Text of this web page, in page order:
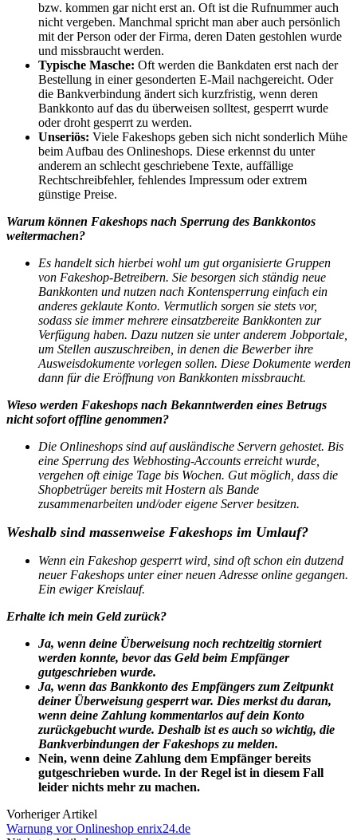
bzw. kommen gar nicht erst an. Oft ist die Rufnummer auch
nicht vergeben. Manchmal spricht man aber auch persönlich
mit der Person oder der Firma, deren Daten gestohlen wurde
und missbraucht werden.
Typische Masche: Oft werden die Bankdaten erst nach der
Bestellung in einer gesonderten E-Mail nachgereicht. Oder
die Bankverbindung ändert sich kurzfristig, wenn deren
Bankkonto auf das du überweisen solltest, gesperrt wurde
oder droht gesperrt zu werden.
Unseriös: Viele Fakeshops geben sich nicht sonderlich Mühe
beim Aufbau des Onlineshops. Diese erkennst du unter
anderem an schlecht geschriebene Texte, auffällige
Rechtschreibfehler, fehlendes Impressum oder extrem
günstige Preise.
Warum können Fakeshops nach Sperrung des Bankkontos
weitermachen?
Es handelt sich hierbei wohl um gut organisierte Gruppen
von Fakeshop-Betreibern. Sie besorgen sich ständig neue
Bankkonten und nutzen nach Kontensperrung einfach ein
anderes geklaute Konto. Vermutlich sorgen sie stets vor,
sodass sie immer mehrere einsatzbereite Bankkonten zur
Verfügung haben. Dazu nutzen sie unter anderem Jobportale,
um Stellen auszuschreiben, in denen die Bewerber ihre
Ausweisdokumente vorlegen sollen. Diese Dokumente werden
dann für die Eröffnung von Bankkonten missbraucht.
Wieso werden Fakeshops nach Bekanntwerden eines Betrugs
nicht sofort offline genommen?
Die Onlineshops sind auf ausländische Servern gehostet. Bis
eine Sperrung des Webhosting-Accounts erreicht wurde,
vergehen oft einige Tage bis Wochen. Gut möglich, dass die
Shopbetrüger bereits mit Hostern als Bande
zusammenarbeiten und/oder eigene Server besitzen.
Weshalb sind massenweise Fakeshops im Umlauf?
Wenn ein Fakeshop gesperrt wird, sind oft schon ein dutzend
neuer Fakeshops unter einer neuen Adresse online gegangen.
Ein ewiger Kreislauf.
Erhalte ich mein Geld zurück?
Ja, wenn deine Überweisung noch rechtzeitig storniert
werden konnte, bevor das Geld beim Empfänger
gutgeschrieben wurde.
Ja, wenn das Bankkonto des Empfängers zum Zeitpunkt
deiner Überweisung gesperrt war. Dies merkst du daran,
wenn deine Zahlung kommentarlos auf dein Konto
zurückgebucht wurde. Deshalb ist es auch so wichtig, die
Bankverbindungen der Fakeshops zu melden.
Nein, wenn deine Zahlung dem Empfänger bereits
gutgeschrieben wurde. In der Regel ist in diesem Fall
leider nichts mehr zu machen.
Vorheriger Artikel
Warnung vor Onlineshop enrix24.de